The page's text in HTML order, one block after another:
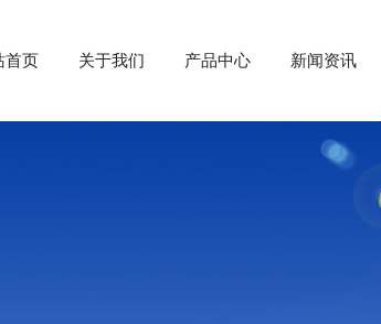
首页 关于我们 产品中心 新闻资讯